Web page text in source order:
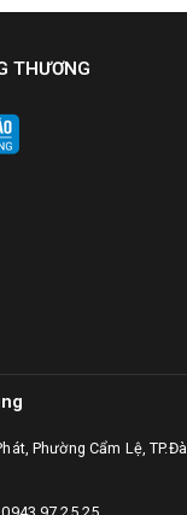
THƯƠNG
Phường Cẩm Lệ, TP.Đà